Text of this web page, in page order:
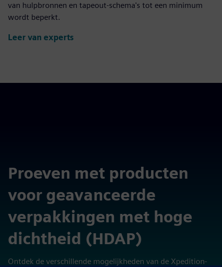
van hulpbronnen en tapeout-schema's tot een minimum
wordt beperkt.
Leer van experts
Proeven met producten
voor geavanceerde
verpakkingen met hoge
dichtheid (HDAP)
Ontdek de verschillende mogelijkheden van de Xpedition-